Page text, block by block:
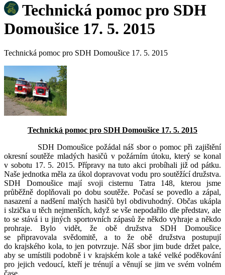
Technická pomoc pro SDH
Domoušice 17. 5. 2015
Technická pomoc pro SDH Domoušice 17. 5. 2015
Technická pomoc pro SDH Domoušice 17. 5. 2015
SDH Domoušice požádal náš sbor o pomoc při zajištění
okresní soutěže mladých hasičů v požárním útoku, který se konal
v sobotu 17. 5. 2015. Přípravy na tuto akci probíhali již od pátku.
Naše jednotka měla za úkol dopravovat vodu pro soutěžící družstva.
SDH Domoušice mají svoji cisternu Tatra 148, kterou jsme
průběžně doplňovali po dobu soutěže. Počasí se povedlo a zápal,
nasazení a nadšení malých hasičů byl obdivuhodný. Občas ukápla
i slzička u těch nejmenších, když se vše nepodařilo dle představ, ale
to se stává i u jiných sportovních zápasů že někdo vyhraje a někdo
prohraje. Bylo vidět, že obě družstva SDH Domoušice
se připravovala svědomitě, a to že obě družstva postupují
do krajského kola, to jen potvrzuje. Náš sbor jim bude držet palce,
aby se umístili podobně i v krajském kole a také velké poděkování
pro jejich vedoucí, kteří je trénují a věnují se jim ve svém volném